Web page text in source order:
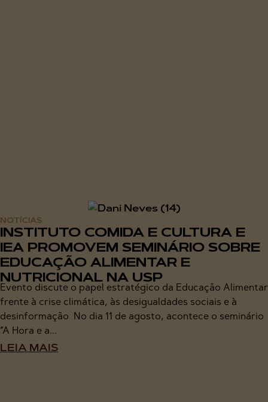
NOTÍCIAS
INSTITUTO COMIDA E CULTURA E
IEA PROMOVEM SEMINÁRIO SOBRE
EDUCAÇÃO ALIMENTAR E
NUTRICIONAL NA USP
Evento discute o papel estratégico da Educação Alimentar
frente à crise climática, às desigualdades sociais e à
desinformação No dia 11 de agosto, acontece o seminário
“A Hora e a...
LEIA MAIS